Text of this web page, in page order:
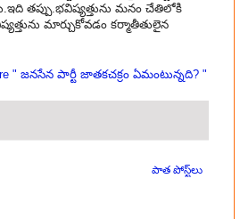
తప్పు.భవిష్యత్తును మనం చేతిలోకి
మార్చుకోవడం కర్మాతీతులైన
" జనసేన పార్టీ జాతకచక్రం ఏమంటున్నది? "
పాత పోస్ట్‌లు